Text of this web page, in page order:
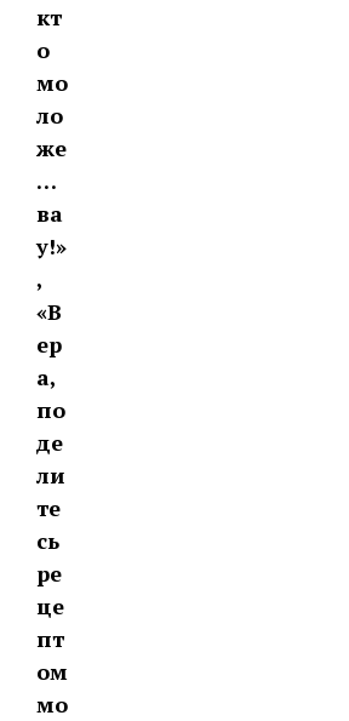
кт
о
мо
ло
же
…
ва
у!»
,
«В
ер
а,
по
де
ли
те
сь
ре
це
пт
ом
мо